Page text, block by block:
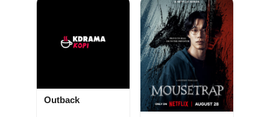
Outback